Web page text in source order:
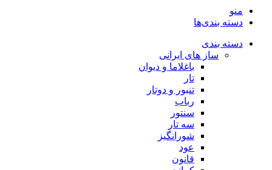
منو
دسته بندی‌ها
دسته بندی
ساز های ایرانی
باغلاما و دیوان
تار
تنبور و دوتار
رباب
سنتور
سه تار
شورانگیز
عود
قانون